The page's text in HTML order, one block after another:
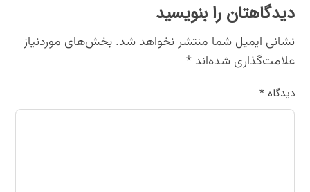
دیدگاهتان را بنویسید
نشانی ایمیل شما منتشر نخواهد شد. بخش‌های موردنیاز
علامت‌گذاری شده‌اند*
دیدگاه*